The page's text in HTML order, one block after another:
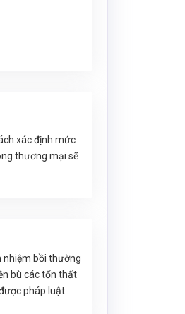
xác định mức
thương mại sẽ
nhiệm bồi thường
bù các tổn thất
pháp luật